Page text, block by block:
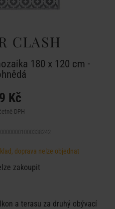
CLASH
180 x 120 cm -
Kč
DPH
doprava nelze objednat
zakoupit
a terasu za druhý obývací